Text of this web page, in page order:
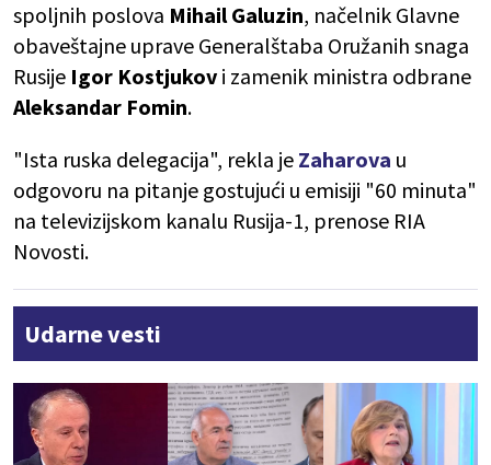
spoljnih poslova Mihail Galuzin, načelnik Glavne
obaveštajne uprave Generalštaba Oružanih snaga
Rusije Igor Kostjukov i zamenik ministra odbrane
Aleksandar Fomin.
"Ista ruska delegacija", rekla je Zaharova u
odgovoru na pitanje gostujući u emisiji "60 minuta"
na televizijskom kanalu Rusija-1, prenose RIA
Novosti.
Udarne vesti